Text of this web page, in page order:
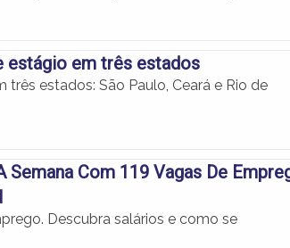
estágio em três estados
estados: São Paulo, Ceará e Rio de
Semana Com 119 Vagas De
Descubra salários e como se